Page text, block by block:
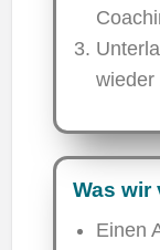
wieder
Was wir
Einen